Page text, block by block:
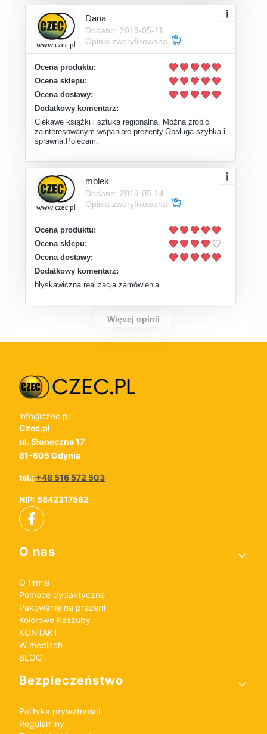
Dana
Dodano: 2019-05-11
Opinia zweryfikowana
Ocena produktu:
Ocena sklepu:
Ocena dostawy:
Dodatkowy komentarz:
Ciekawe książki i sztuka regionalna. Można zrobić
zainteresowanym wspaniałe prezenty.Obsługa szybka i
sprawna.Polecam.
molek
Dodano: 2019-05-14
Opinia zweryfikowana
Ocena produktu:
Ocena sklepu:
Ocena dostawy:
Dodatkowy komentarz:
błyskawiczna realizacja zamówienia
Więcej opinii
info@czec.pl
Czec.pl
ul. Słoneczna 17
81-605 Gdynia
tel.: +48 516 572 503
NIP: 5842317562
Linki w stopce
O nas
O firmie
Pomoce dydaktyczne
Pakowanie na prezent
Kolorowe Kaszuby
KONTAKT
W mediach
BLOG
Bezpieczeństwo
Polityka prywatności
Regulaminy